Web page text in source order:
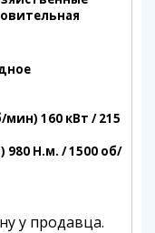
160 кВт / 215
Н.м. / 1500 об/
у продавца.